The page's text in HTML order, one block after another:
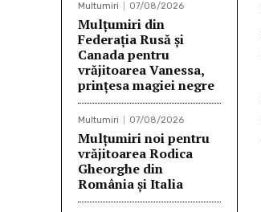
Multumiri 07/08/2026
Mulţumiri din
Federația Rusă și
Canada pentru
vrăjitoarea Vanessa,
prințesa magiei negre
Multumiri 07/08/2026
Mulţumiri noi pentru
vrăjitoarea Rodica
Gheorghe din
România și Italia